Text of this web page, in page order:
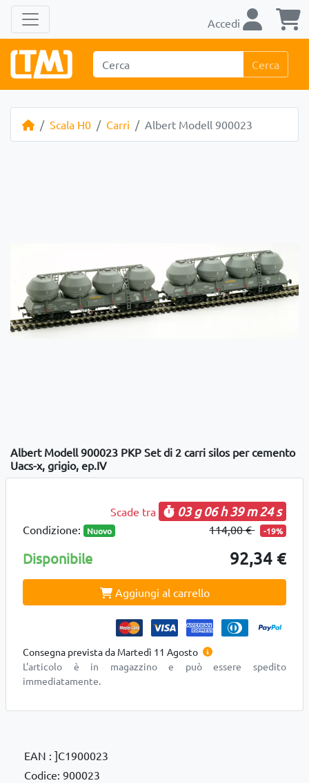
Accedi
Cerca
Scala H0 Carri Albert Modell 900023
Albert Modell 900023 PKP Set di 2 carri silos per cemento
Uacs-x, grigio, ep.IV
Scade tra 03 g06 h39 m24 s
Condizione: Nuovo 114,00 € -19%
Disponibile 92,34 €
Aggiungi al carrello
Consegna prevista da Martedì 11 Agosto
L'articolo è in magazzino e può essere spedito
immediatamente.
EAN : ]C1900023
Codice: 900023